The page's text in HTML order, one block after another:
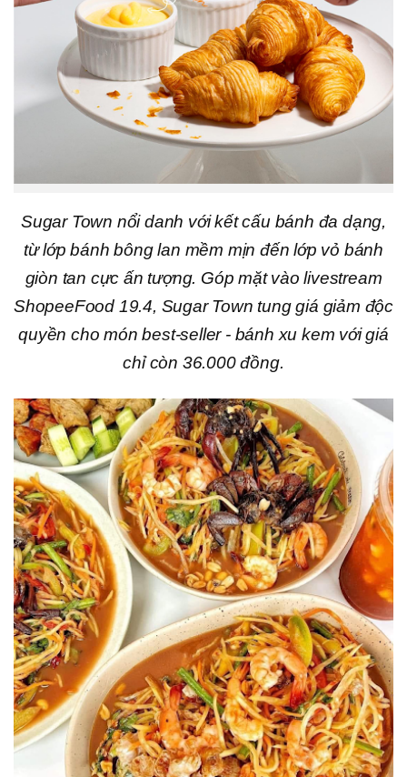
Sugar Town nổi danh với kết cấu bánh đa dạng,
từ lớp bánh bông lan mềm mịn đến lớp vỏ bánh
giòn tan cực ấn tượng. Góp mặt vào livestream
ShopeeFood 19.4, Sugar Town tung giá giảm độc
quyền cho món best-seller - bánh xu kem với giá
chỉ còn 36.000 đồng.